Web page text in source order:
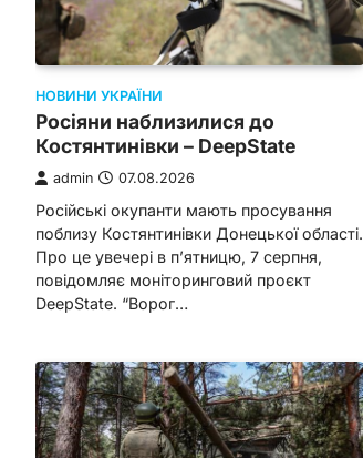
НОВИНИ УКРАЇНИ
Росіяни наблизилися до
Костянтинівки – DeepState
admin 07.08.2026
Російські окупанти мають просування
поблизу Костянтинівки Донецької області.
Про це увечері в п’ятницю, 7 серпня,
повідомляє моніторинговий проєкт
DeepState. “Ворог…